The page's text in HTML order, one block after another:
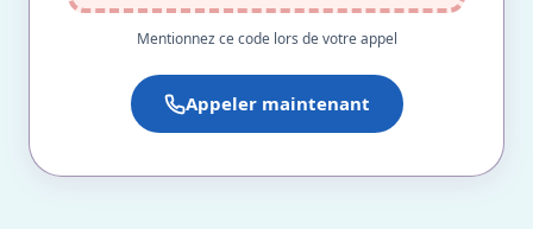
Mentionnez ce code lors de votre appel
Appeler maintenant